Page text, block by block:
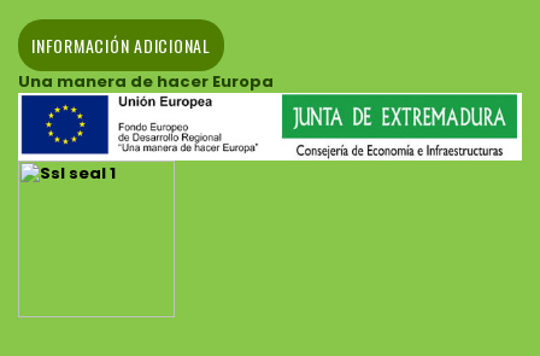
INFORMACIÓN ADICIONAL
Una manera de hacer Europa